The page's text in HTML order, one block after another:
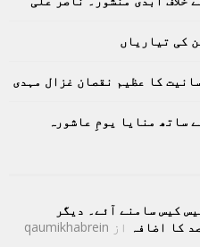
کی تیاریاں
کا عظیم نقصان غزال مہدی
ساتھ منایا یومِ عاشورہ
کیس سامنے آئے۔ دیگر
کا اضافہ از qaumikhabrein